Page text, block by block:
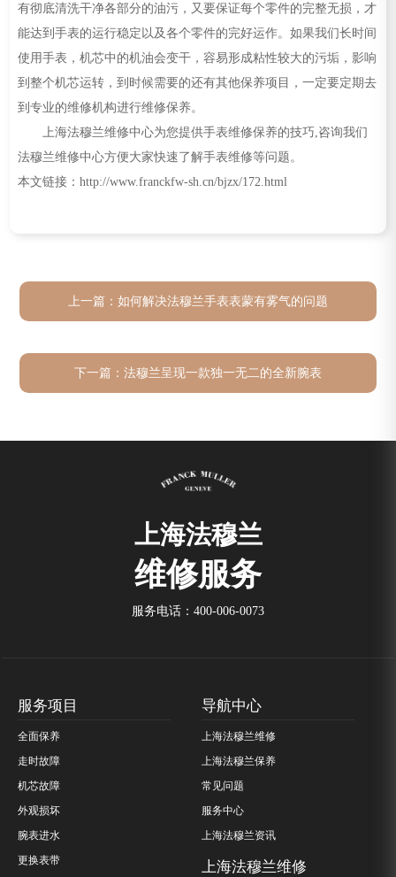
有彻底清洗干净各部分的油污，又要保证每个零件的完整无损，才
能达到手表的运行稳定以及各个零件的完好运作。如果我们长时间
使用手表，机芯中的机油会变干，容易形成粘性较大的污垢，影响
到整个机芯运转，到时候需要的还有其他保养项目，一定要定期去
到专业的维修机构进行维修保养。
上海法穆兰维修中心为您提供手表维修保养的技巧,咨询我们
法穆兰维修中心方便大家快速了解手表维修等问题。
本文链接：http://www.franckfw-sh.cn/bjzx/172.html
上一篇： 如何解决法穆兰手表表蒙有雾气的问题
下一篇： 法穆兰呈现一款独一无二的全新腕表
上海法穆兰
维修服务
服务电话： 400-006-0073
服务项目
全面保养
走时故障
机芯故障
外观损坏
腕表进水
更换表带
导航中心
上海法穆兰维修
上海法穆兰保养
常见问题
服务中心
上海法穆兰资讯
上海法穆兰维修